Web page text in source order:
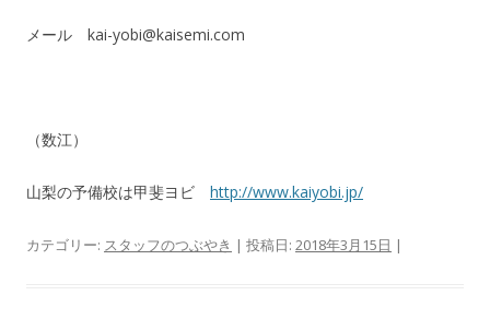
メール kai-yobi@kaisemi.com
（数江）
山梨の予備校は甲斐ヨビ http://www.kaiyobi.jp/
カテゴリー: スタッフのつぶやき | 投稿日: 2018年3月15日 |